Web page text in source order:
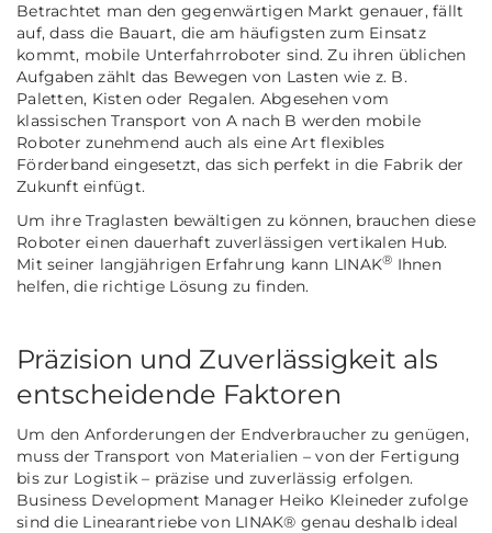
Betrachtet man den gegenwärtigen Markt genauer, fällt
auf, dass die Bauart, die am häufigsten zum Einsatz
kommt, mobile Unterfahrroboter sind. Zu ihren üblichen
Aufgaben zählt das Bewegen von Lasten wie z. B.
Paletten, Kisten oder Regalen. Abgesehen vom
klassischen Transport von A nach B werden mobile
Roboter zunehmend auch als eine Art flexibles
Förderband eingesetzt, das sich perfekt in die Fabrik der
Zukunft einfügt.
Um ihre Traglasten bewältigen zu können, brauchen diese
Roboter einen dauerhaft zuverlässigen vertikalen Hub.
Mit seiner langjährigen Erfahrung kann LINAK® Ihnen
helfen, die richtige Lösung zu finden.
Präzision und Zuverlässigkeit als
entscheidende Faktoren
Um den Anforderungen der Endverbraucher zu genügen,
muss der Transport von Materialien – von der Fertigung
bis zur Logistik – präzise und zuverlässig erfolgen.
Business Development Manager Heiko Kleineder zufolge
sind die Linearantriebe von LINAK® genau deshalb ideal